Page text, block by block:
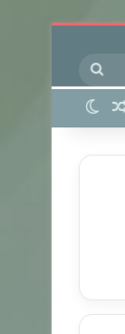
برای
نوشته تصادفی